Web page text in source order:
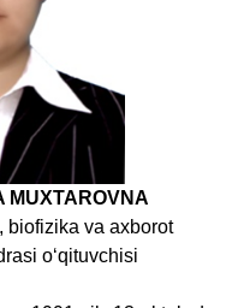
MUXTAROVNA
biofizika va axborot
o‘qituvchisi